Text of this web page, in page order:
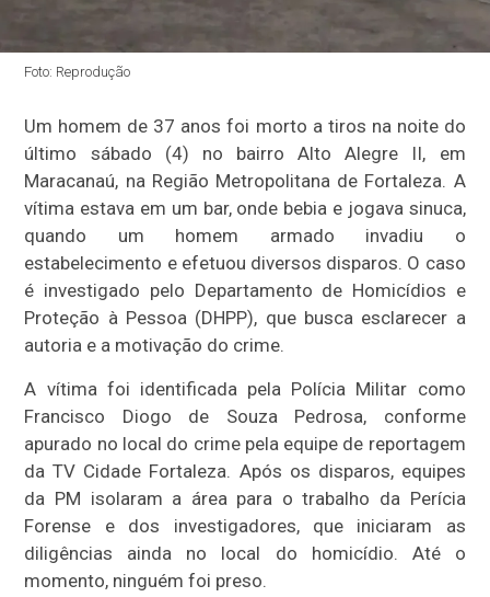
Foto: Reprodução
Um homem de 37 anos foi morto a tiros na noite do
último sábado (4) no bairro Alto Alegre II, em
Maracanaú, na Região Metropolitana de Fortaleza. A
vítima estava em um bar, onde bebia e jogava sinuca,
quando um homem armado invadiu o
estabelecimento e efetuou diversos disparos. O caso
é investigado pelo Departamento de Homicídios e
Proteção à Pessoa (DHPP), que busca esclarecer a
autoria e a motivação do crime.
A vítima foi identificada pela Polícia Militar como
Francisco Diogo de Souza Pedrosa, conforme
apurado no local do crime pela equipe de reportagem
da TV Cidade Fortaleza. Após os disparos, equipes
da PM isolaram a área para o trabalho da Perícia
Forense e dos investigadores, que iniciaram as
diligências ainda no local do homicídio. Até o
momento, ninguém foi preso.